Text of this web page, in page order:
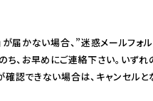
が届かない場合、”迷惑メールフォル
ち、お早めにご連絡下さい。いずれ
認できない場合は、キャンセルと